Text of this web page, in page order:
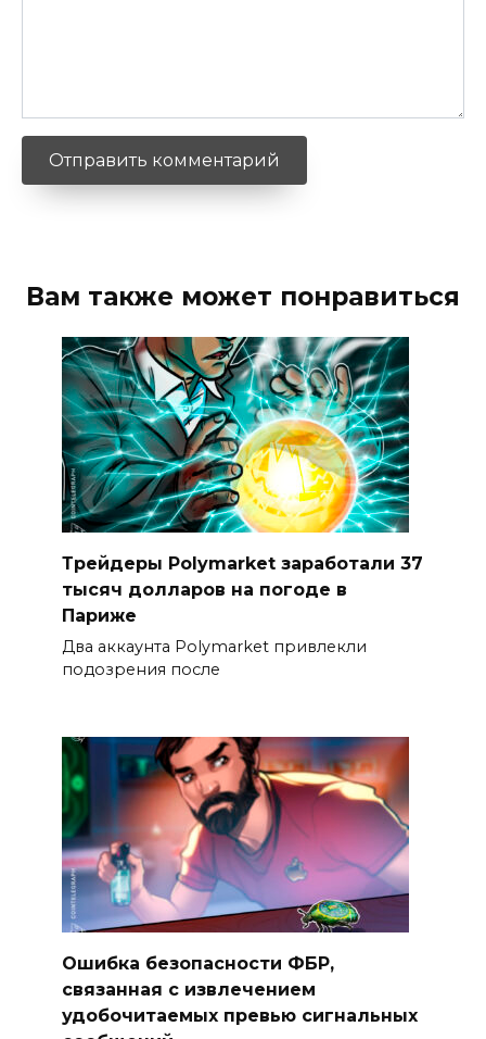
Вам также может понравиться
Трейдеры Polymarket заработали 37
тысяч долларов на погоде в
Париже
Два аккаунта Polymarket привлекли
подозрения после
Ошибка безопасности ФБР,
связанная с извлечением
удобочитаемых превью сигнальных